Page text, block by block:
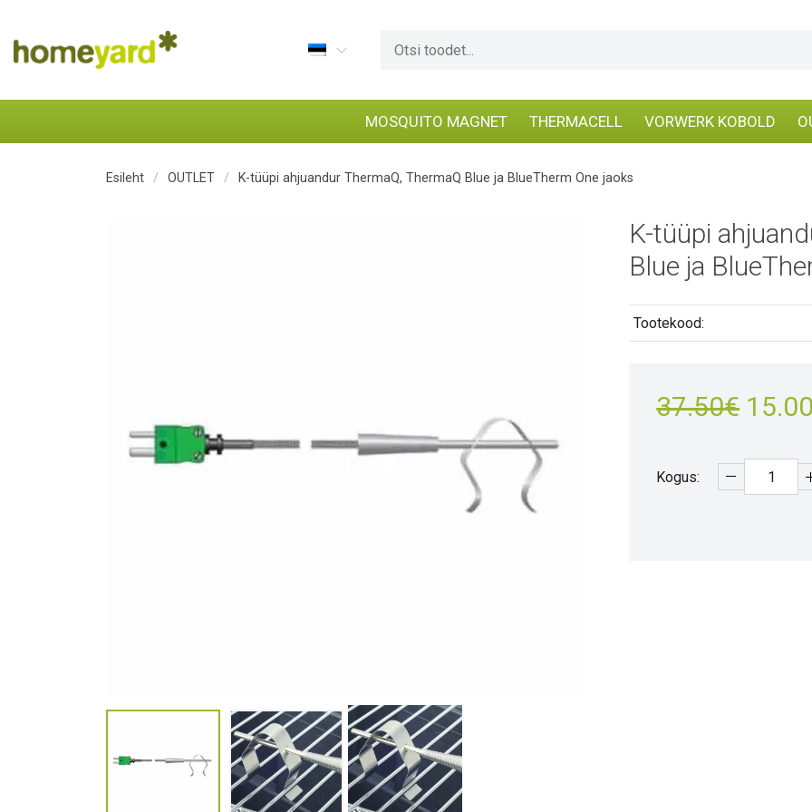
MOSQUITO MAGNET THERMACELL VORWERK KOBOLD
Esileht / OUTLET / K-tüüpi ahjuandur ThermaQ, ThermaQ Blue ja BlueTherm One jaoks
K-tüüpi
Blue ja
Tootekood:
37.50€
oli:
15.00
Kogus: